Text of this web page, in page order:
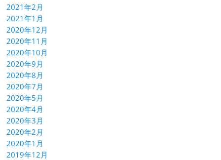
2021年2月
2021年1月
2020年12月
2020年11月
2020年10月
2020年9月
2020年8月
2020年7月
2020年5月
2020年4月
2020年3月
2020年2月
2020年1月
2019年12月